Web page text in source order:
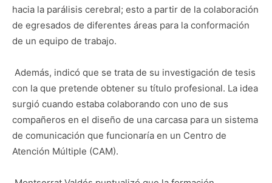
hacia la parálisis cerebral; esto a partir de la colaboración
de egresados de diferentes áreas para la conformación
de un equipo de trabajo.
Además, indicó que se trata de su investigación de tesis
con la que pretende obtener su título profesional. La idea
surgió cuando estaba colaborando con uno de sus
compañeros en el diseño de una carcasa para un sistema
de comunicación que funcionaría en un Centro de
Atención Múltiple (CAM).